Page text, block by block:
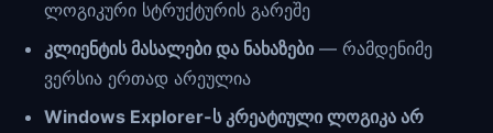
ლოგიკური სტრუქტურის გარეშე
კლიენტის მასალები და ნახაზები — რამდენიმე
ვერსია ერთად არეულია
Windows Explorer-ს კრეატიული ლოგიკა არ